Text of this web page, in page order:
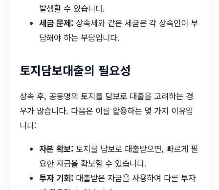
발생할 수 있습니다.
세금 문제: 상속세와 같은 세금은 각 상속인이 부
담해야 하는 부담입니다.
토지담보대출의 필요성
상속 후, 공동명의 토지를 담보로 대출을 고려하는 경
우가 많습니다. 다음은 이를 활용하는 몇 가지 이유입
니다:
자본 확보: 토지를 담보로 대출받으면, 빠르게 필
요한 자금을 확보할 수 있습니다.
투자 기회: 대출받은 자금을 사용하여 다른 투자